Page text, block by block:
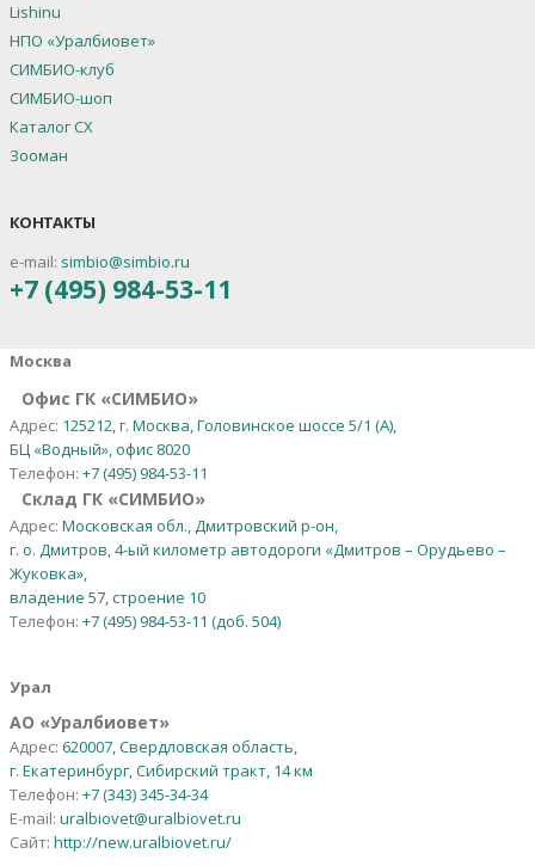
Lishinu
НПО «Уралбиовет»
СИМБИО-клуб
СИМБИО-шоп
Каталог СХ
Зооман
КОНТАКТЫ
e-mail: simbio@simbio.ru
+7 (495) 984-53-11
Москва
Офис ГК «СИМБИО»
Адрес: 125212, г. Москва, Головинское шоссе 5/1 (А),
БЦ «Водный», офис 8020
Телефон: +7 (495) 984-53-11
Склад ГК «СИМБИО»
Адрес: Московская обл., Дмитровский р-он,
г. о. Дмитров, 4-ый километр автодороги «Дмитров – Орудьево –
Жуковка»,
владение 57, строение 10
Телефон: +7 (495) 984-53-11 (доб. 504)
Урал
АО «Уралбиовет»
Адрес: 620007, Свердловская область,
г. Екатеринбург, Сибирский тракт, 14 км
Телефон: +7 (343) 345-34-34
E-mail: uralbiovet@uralbiovet.ru
Сайт: http://new.uralbiovet.ru/